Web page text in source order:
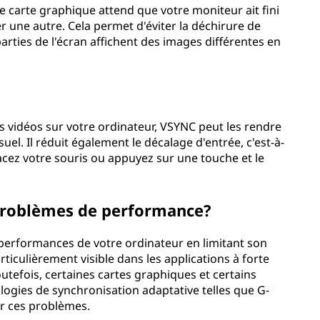
carte graphique attend que votre moniteur ait fini
une autre. Cela permet d'éviter la déchirure de
de l'écran affichent des images différentes en
sur votre ordinateur, VSYNC peut les rendre
Il réduit également le décalage d'entrée, c'est-à-
votre souris ou appuyez sur une touche et le
de performance?
de votre ordinateur en limitant son
visible dans les applications à forte
certaines cartes graphiques et certains
de synchronisation adaptative telles que G-
ces problèmes.